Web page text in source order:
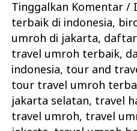
Tinggalkan Komentar /
terbaik di indonesia,
umroh di jakarta,
travel umroh terbaik,
indonesia, tour and
tour travel umroh
jakarta selatan, travel
travel umroh, travel